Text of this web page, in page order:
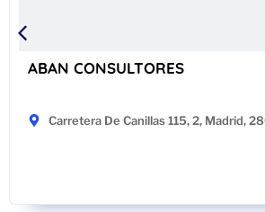
ABAN CONSULTORES
Carretera De Canillas 115, 2, Madrid,